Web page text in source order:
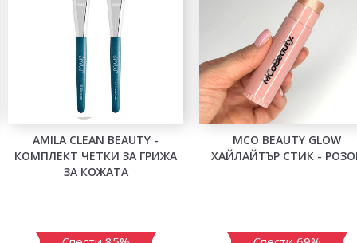
AMILA CLEAN BEAUTY -
КОМПЛЕКТ ЧЕТКИ ЗА ГРИЖА
ЗА КОЖАТА
MCO BEAUTY GLOW
ХАЙЛАЙТЪР СТИК -